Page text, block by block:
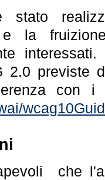
e la
2.0 previste
con i
che